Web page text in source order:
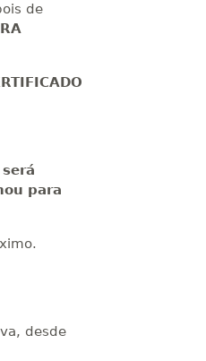
de
para
desde